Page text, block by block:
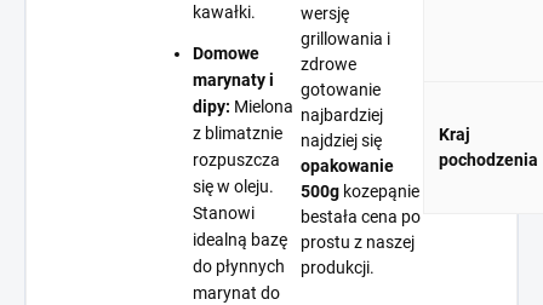
kawałki.
Domowe
marynaty i
dipy: Mielona
z blimatznie
rozpuszcza
się w oleju.
Stanowi
idealną bazę
do płynnych
marynat do
wersję
grillowania i
zdrowe
gotowanie
najbardziej
najdziej się
opakowanie
500g kozepąnie
bestała cena po
prostu z naszej
produkcji.
Kraj
pochodzenia